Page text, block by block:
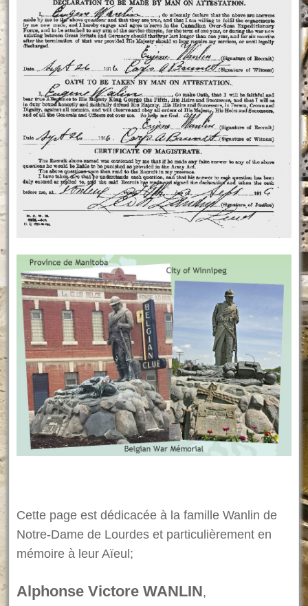
Cette page est dédicacée à la famille Wanlin de
Notre-Dame de Lourdes et particulièrement en
mémoire à leur Aïeul;
Alphonse Victore WANLIN,